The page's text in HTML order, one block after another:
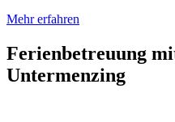
Mehr erfahren
Ferienbetreuung
Untermenzing